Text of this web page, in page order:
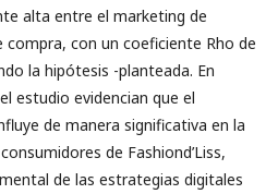
alta entre el marketing de
con un coeficiente Rho de
la hipótesis -planteada. En
estudio evidencian que el
de manera significativa en la
de Fashiond’Liss,
de las estrategias digitales